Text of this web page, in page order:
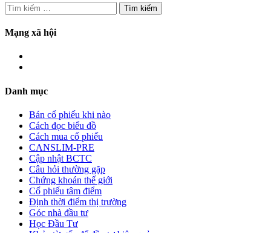
Tìm
kiếm
cho:
Mạng xã hội
Danh mục
Bán cổ phiếu khi nào
Cách đọc biểu đồ
Cách mua cổ phiếu
CANSLIM-PRE
Cập nhật BCTC
Câu hỏi thường gặp
Chứng khoán thế giới
Cổ phiếu tâm điểm
Định thời điểm thị trường
Góc nhà đầu tư
Học Đầu Tư